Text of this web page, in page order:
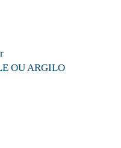
OU ARGILO